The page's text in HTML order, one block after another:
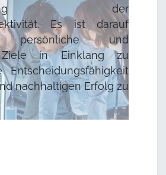
der
Es ist darauf
persönliche und
Ziele in Einklang zu
Entscheidungsfähigkeit
nachhaltigen Erfolg zu